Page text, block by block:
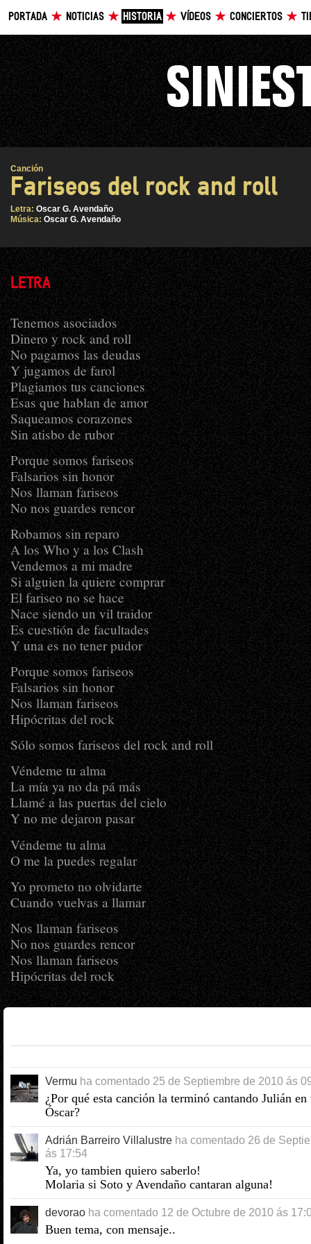
PORTADA NOTICIAS HISTORIA VÍDEOS CONCIERTOS
Canción
Fariseos del rock and roll
Letra: Oscar G. Avendaño
Música: Oscar G. Avendaño
LETRA
Tenemos asociados
Dinero y rock and roll
No pagamos las deudas
Y jugamos de farol
Plagiamos tus canciones
Esas que hablan de amor
Saqueamos corazones
Sin atisbo de rubor
Porque somos fariseos
Falsarios sin honor
Nos llaman fariseos
No nos guardes rencor
Robamos sin reparo
A los Who y a los Clash
Vendemos a mi madre
Si alguien la quiere comprar
El fariseo no se hace
Nace siendo un vil traidor
Es cuestión de facultades
Y una es no tener pudor
Porque somos fariseos
Falsarios sin honor
Nos llaman fariseos
Hipócritas del rock
Sólo somos fariseos del rock and roll
Véndeme tu alma
La mía ya no da pá más
Llamé a las puertas del cielo
Y no me dejaron pasar
Véndeme tu alma
O me la puedes regalar
Yo prometo no olvidarte
Cuando vuelvas a llamar
Nos llaman fariseos
No nos guardes rencor
Nos llaman fariseos
Hipócritas del rock
Vermu ha comentado 25 de Septiembre de 2010 ás
¿Por qué esta canción la terminó cantando Julián en
Óscar?
Adrián Barreiro Villalustre ha comentado 26 de
ás 17:54
Ya, yo tambien quiero saberlo!
Molaria si Soto y Avendaño cantaran alguna!
devorao ha comentado 12 de Octubre de 2010 ás
Buen tema, con mensaje..